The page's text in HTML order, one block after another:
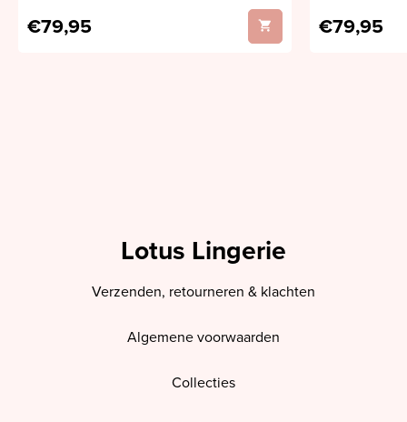
€79,95 €79,95
Lotus Lingerie
Verzenden, retourneren & klachten
Algemene voorwaarden
Collecties